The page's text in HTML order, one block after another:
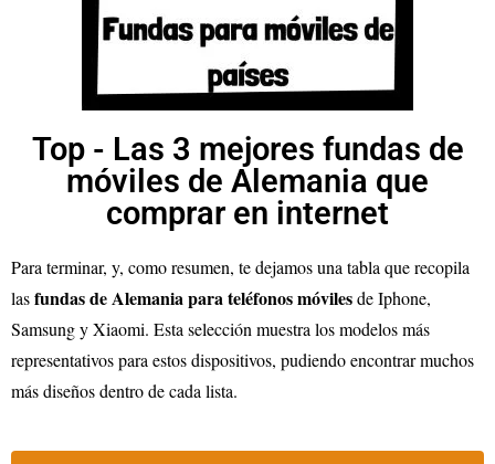
Top - Las 3 mejores fundas de
móviles de Alemania que
comprar en internet
Para terminar, y, como resumen, te dejamos una tabla que recopila
lasfundas de Alemania para teléfonos móvilesde Iphone,
Samsung y Xiaomi. Esta selección muestra los modelos más
representativos para estos dispositivos, pudiendo encontrar muchos
más diseños dentro de cada lista.